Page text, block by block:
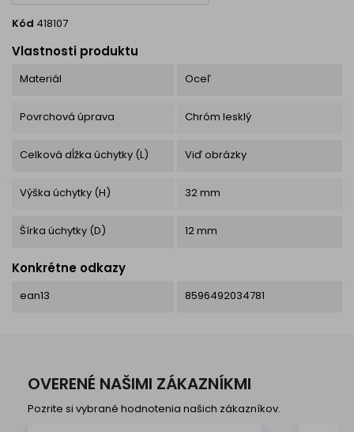
Kód 418107
Vlastnosti produktu
Materiál Oceľ
Povrchová úprava Chróm lesklý
Celková dĺžka úchytky (L) Viď obrázky
Výška úchytky (H) 32 mm
Šírka úchytky (D) 12 mm
Konkrétne odkazy
ean13 8596492034781
OVERENÉ NAŠIMI ZÁKAZNÍKMI
Pozrite si vybrané hodnotenia našich zákazníkov.